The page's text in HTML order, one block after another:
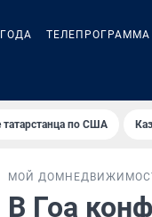
ТЕЛЕПРОГРАММА
татарстанца по США
МОЙ ДОМ
В Гоа